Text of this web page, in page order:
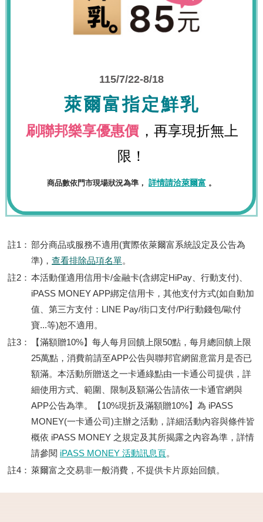
115/7/22-8/18
萊爾富指定鮮乳
刷聯邦樂享優惠價 ， 再享現折無上
限！
商品數依門市現場狀況為準， 詳情請洽萊爾富 。
註1： 部分商品或服務不適用(實際依萊爾富系統設定及公告為
準)， 查看排除品項名單。
註2： 本活動僅適用信用卡/金融卡(含綁定HiPay、行動支付)、
iPASS MONEY APP綁定信用卡，其他支付方式(如自動加
值、第三方支付：LINE Pay/街口支付/Pi行動錢包/歐付
寶...等)恕不適用。
註3：
【滿額贈10%】每人每月回饋上限50點，每月總回饋上限
25萬點，消費前請至APP公告與聯邦官網留意當月是否已
額滿。本活動所贈送之一卡通綠點由一卡通公司提供，詳
細使用方式、範圍、限制及額滿公告請依一卡通官網與
APP公告為準。【10%現折及滿額贈10%】為 iPASS
MONEY(一卡通公司)主辦之活動，詳細活動內容與條件皆
概依 iPASS MONEY 之規定及其所揭露之內容為準，詳情
請參閱 iPASS MONEY 活動訊息頁。
註4： 萊爾富之交易非一般消費，不提供卡片原始回饋。